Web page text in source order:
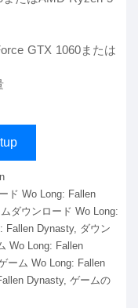
GTX 1060または
ダウンロード Wo Long:
Fallen Dynasty, ダウン
Wo Long: Fallen
ーム Wo Long: Fallen
Dynasty, ゲームの